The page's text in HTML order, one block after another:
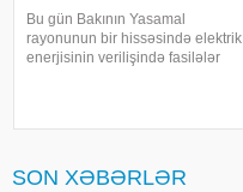
Bu gün Bakının Yasamal
rayonunun bir hissəsində elektrik
enerjisinin verilişində fasilələr
SON XƏBƏRLƏR